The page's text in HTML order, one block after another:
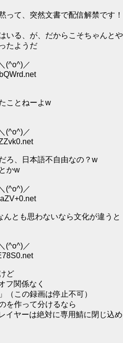
って、突然文書で配信解禁です！
いる、が、だからこそちゃんとや
たようだ
(^o^)／
ことねーよw
(^o^)／
ろ、日本語不自由なの？w
かw
(^o^)／
とも思わないなら文化が違うと
(^o^)／
ど
フ関係なく
（この録画は停止不可）
を作って分けるなら
イヤーは絶対に専用鯖に閉じ込め